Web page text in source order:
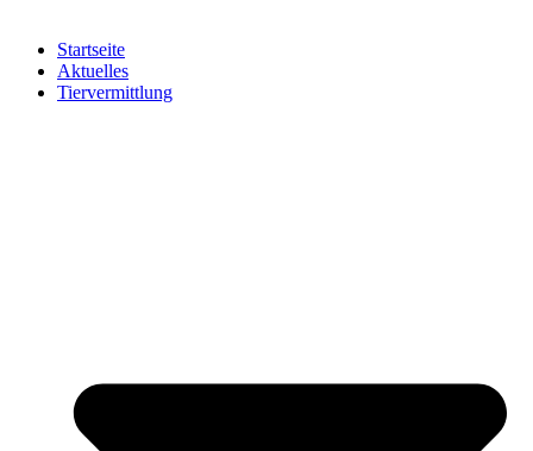
Startseite
Aktuelles
Tiervermittlung